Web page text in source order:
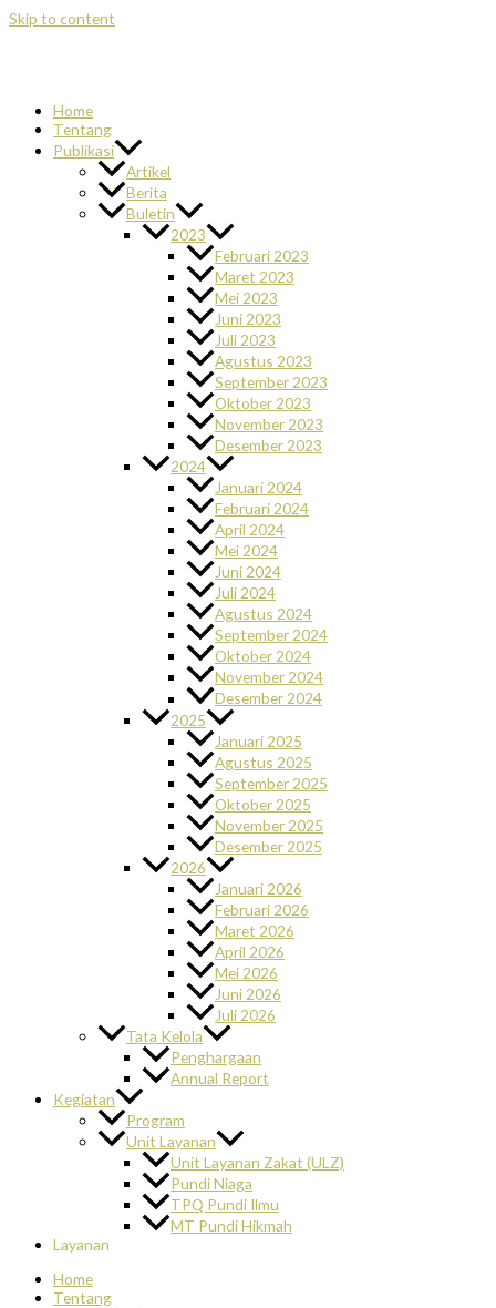
Skip to content
Home
Tentang
Publikasi
Artikel
Berita
Buletin
2023
Februari 2023
Maret 2023
Mei 2023
Juni 2023
Juli 2023
Agustus 2023
September 2023
Oktober 2023
November 2023
Desember 2023
2024
Januari 2024
Februari 2024
April 2024
Mei 2024
Juni 2024
Juli 2024
Agustus 2024
September 2024
Oktober 2024
November 2024
Desember 2024
2025
Januari 2025
Agustus 2025
September 2025
Oktober 2025
November 2025
Desember 2025
2026
Januari 2026
Februari 2026
Maret 2026
April 2026
Mei 2026
Juni 2026
Juli 2026
Tata Kelola
Penghargaan
Annual Report
Kegiatan
Program
Unit Layanan
Unit Layanan Zakat (ULZ)
Pundi Niaga
TPQ Pundi Ilmu
MT Pundi Hikmah
Layanan
Home
Tentang